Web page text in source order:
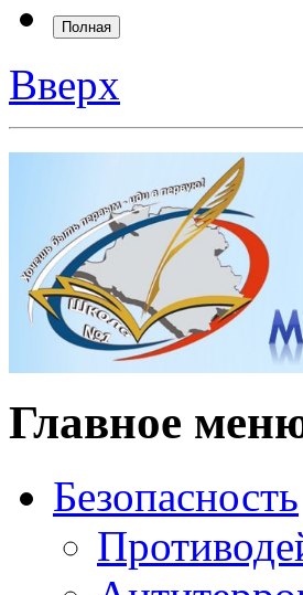
Главное меню
Безопасность
Политика
данных